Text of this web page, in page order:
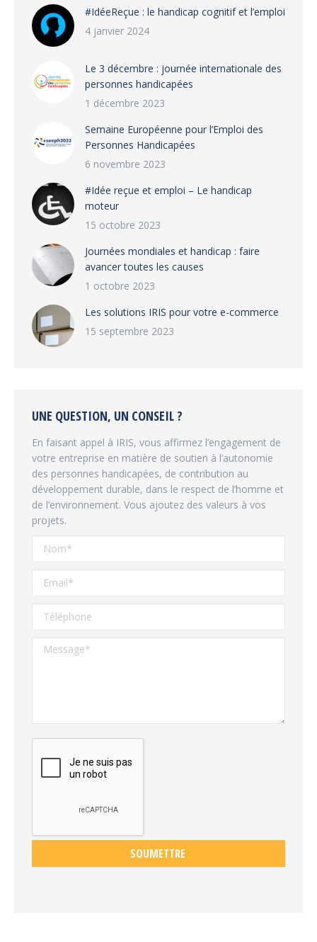
#IdéeReçue : le handicap cognitif et l’emploi
4 janvier 2024
Le 3 décembre : journée internationale des
personnes handicapées
1 décembre 2023
Semaine Européenne pour l’Emploi des
Personnes Handicapées
6 novembre 2023
#Idée reçue et emploi – Le handicap
moteur
15 octobre 2023
Journées mondiales et handicap : faire
avancer toutes les causes
1 octobre 2023
Les solutions IRIS pour votre e-commerce
15 septembre 2023
UNE QUESTION, UN CONSEIL ?
En faisant appel à IRIS, vous affirmez l’engagement de
votre entreprise en matière de soutien à l’autonomie
des personnes handicapées, de contribution au
développement durable, dans le respect de l’homme et
de l’environnement. Vous ajoutez des valeurs à vos
projets.